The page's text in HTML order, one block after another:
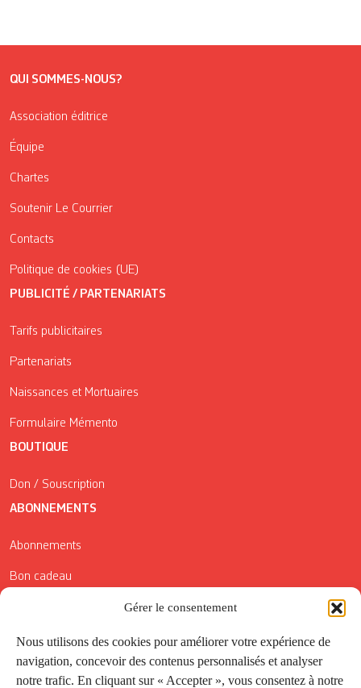
Gérer le consentement
Nous utilisons des cookies pour améliorer votre expérience de
navigation, concevoir des contenus personnalisés et analyser
notre trafic. En cliquant sur « Accepter », vous consentez à notre
QUI SOMMES-NOUS?
Association éditrice
Équipe
Chartes
Soutenir Le Courrier
Contacts
Politique de cookies (UE)
PUBLICITÉ / PARTENARIATS
Tarifs publicitaires
Partenariats
Naissances et Mortuaires
Formulaire Mémento
BOUTIQUE
Don / Souscription
ABONNEMENTS
Abonnements
Bon cadeau
Conditions générales de vente
Réductions de la Carte Côté Courrier
Application